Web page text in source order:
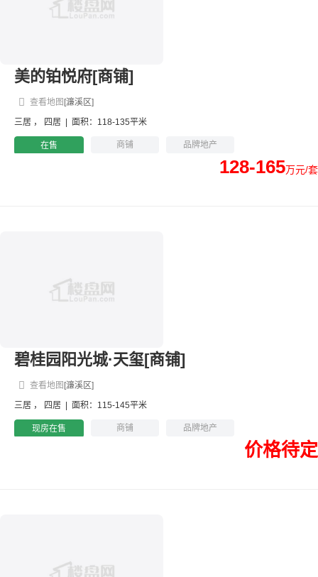
美的铂悦府[商铺]
[濂溪区]
查看地图
三居 ， 四居 面积：118-135平米
在售 商铺 品牌地产
128-165万元/套
碧桂园阳光城·天玺[商铺]
[濂溪区]
查看地图
三居 ， 四居 面积：115-145平米
现房在售 商铺 品牌地产
价格待定